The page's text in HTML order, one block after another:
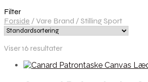
Filter
Forside / Vare Brand / Stilling Sport
Viser 16 resultater